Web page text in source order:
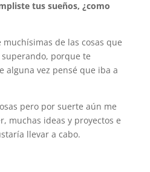
tus sueños, ¿como
de las cosas que
porque te
alguna vez pensé que iba a
pero por suerte aún me
muchas ideas y proyectos e
llevar a cabo.